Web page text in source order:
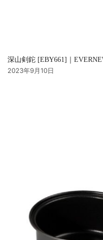
深山剣鉈 [EBY661]｜
2023年9月10日